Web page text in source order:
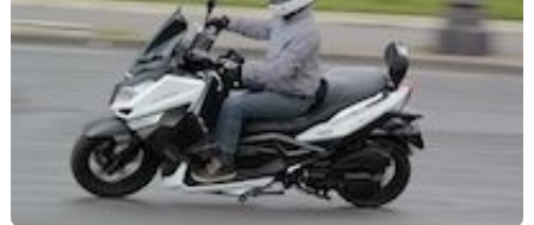
Services